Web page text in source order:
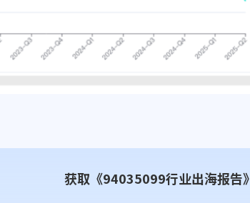
获取《94035099行业出海报告》